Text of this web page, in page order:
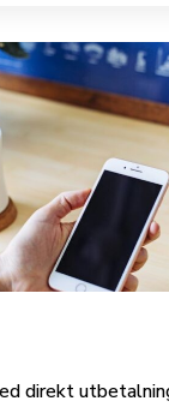
direkt